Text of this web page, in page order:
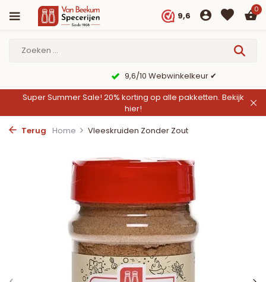
9,6
0
9,6/10 Webwinkelkeur ✔
Super Summer Sale! 20% korting op alle pakketten. Bekijk
hier!
Terug
Home Vleeskruiden Zonder Zout